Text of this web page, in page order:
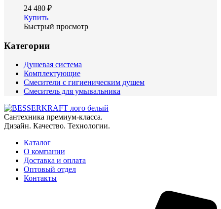
24 480 ₽
Купить
Быстрый просмотр
Категории
Душевая система
Комплектующие
Смесители с гигиеническим душем
Смеситель для умывальника
Сантехника премиум-класса.
Дизайн. Качество. Технологии.
Каталог
О компании
Доставка и оплата
Оптовый отдел
Контакты